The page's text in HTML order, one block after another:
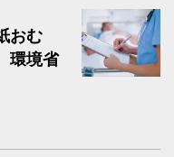
おむ
環境省